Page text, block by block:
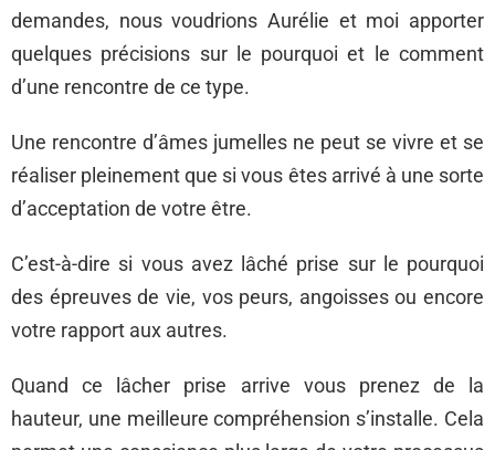
demandes, nous voudrions Aurélie et moi apporter
quelques précisions sur le pourquoi et le comment
d’une rencontre de ce type.
Une rencontre d’âmes jumelles ne peut se vivre et se
réaliser pleinement que si vous êtes arrivé à une sorte
d’acceptation de votre être.
C’est-à-dire si vous avez lâché prise sur le pourquoi
des épreuves de vie, vos peurs, angoisses ou encore
votre rapport aux autres.
Quand ce lâcher prise arrive vous prenez de la
hauteur, une meilleure compréhension s’installe. Cela